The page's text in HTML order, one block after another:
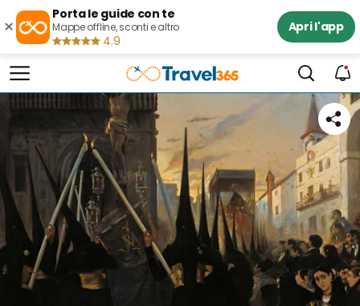
×
Porta le guide con te
Mappe offline, sconti e altro
4.9
Apri l'app